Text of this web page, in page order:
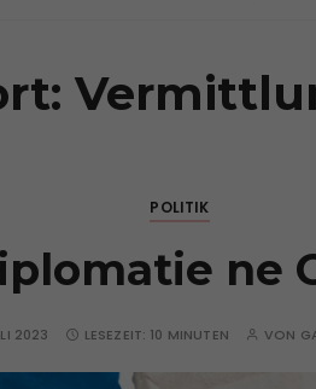
POLITIK
ne
2023 LESEZEIT: 10 MINUTEN VON